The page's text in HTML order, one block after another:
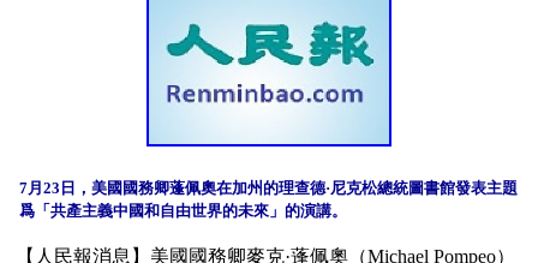
7月23日，美國國務卿蓬佩奧在加州的理查德·尼克松總統圖書館發表主題
爲「共產主義中國和自由世界的未來」的演講。
【人民報消息】美國國務卿麥克·蓬佩奧（Michael Pompeo）